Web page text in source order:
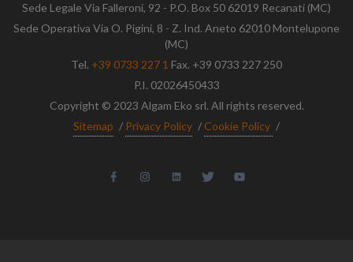
Sede Legale Via Falleroni, 92 - P.O. Box 50 62019 Recanati (MC)
Sede Operativa Via O. Pigini, 8 - Z. Ind. Aneto 62010 Montelupone
(MC)
Tel. +39 0733 227 1 Fax. +39 0733 227 250
P.I. 02026450433
Copyright © 2023 Algam Eko srl. All rights reserved.
Sitemap / Privacy Policy / Cookie Policy /